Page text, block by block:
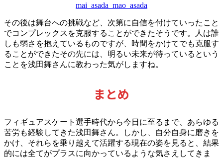
mai_asada_mao_asada
その後は舞台への挑戦など、次第に自信を付けていったこと
でコンプレックスを克服することができたそうです。人は誰
しも弱さを抱えているものですが、時間をかけてでも克服す
ることができたその先には、明るい未来が待っているという
ことを浅田舞さんに教わった気がしますね。
まとめ
フィギュアスケート選手時代から今日に至るまで、あらゆる
苦労も経験してきた浅田舞さん。しかし、自分自身に磨きを
かけ、それらを乗り越えて活躍する現在の姿を見ると、結果
的には全てがプラスに向かっているような気さえしてきま